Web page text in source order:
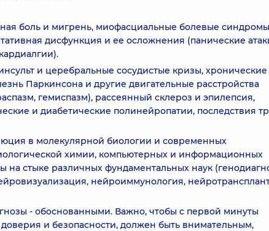
боль и мигрень, миофасциальные болевые
дисфункция и ее осложнения (панические
и церебральные сосудистые кризы, хронические
Паркинсона и другие двигательные расстройства
гемиспазм), рассеянный склероз и эпилепсия,
и диабетические полинейропатии, последствия
в молекулярной биологии и современных
химии, компьютерных и информационных
стыке различных фундаментальных наук
нейроиммунология,
- обоснованными. Важно, чтобы с первой минуты
и безопасности, должен быть внимательным,